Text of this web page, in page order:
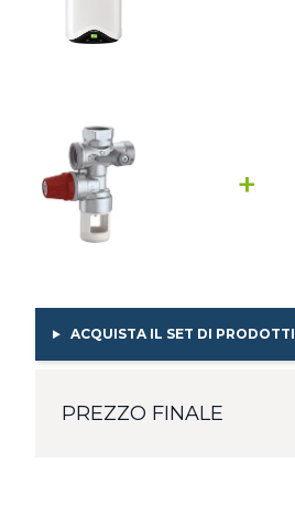
+
ACQUISTA IL SET DI PRODOTTI
PREZZO FINALE